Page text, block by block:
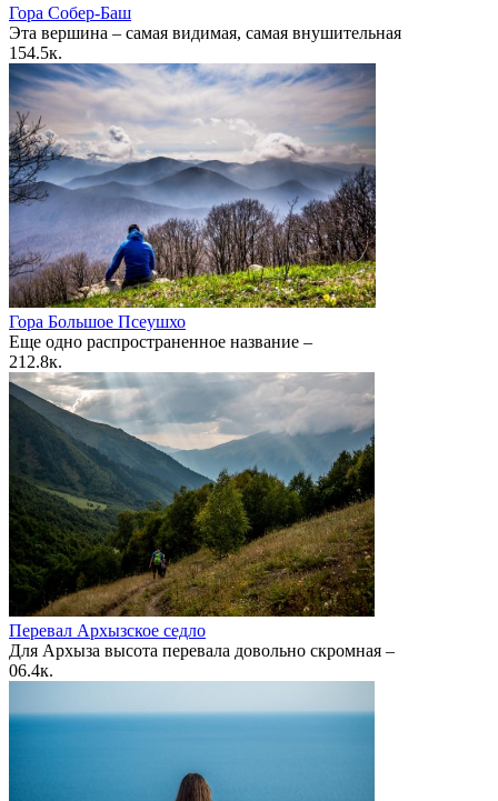
Гора Собер-Баш
Эта вершина – самая видимая, самая внушительная
1 54.5к.
Гора Большое Псеушхо
Еще одно распространенное название –
212.8к.
Перевал Архызское седло
Для Архыза высота перевала довольно скромная –
06.4к.